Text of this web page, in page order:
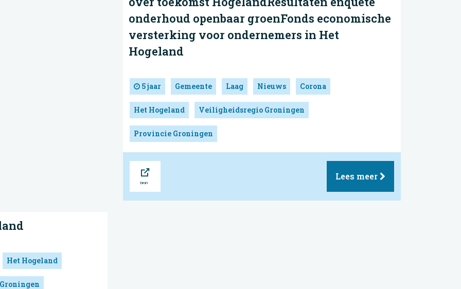
onderhoud openbaar groenFonds economische
versterking voor ondernemers in Het
Hogeland
5 jaar Gemeente Laag Nieuws Corona
Het Hogeland Veiligheidsregio Groningen
Provincie Groningen
Lees meer
Het Hogeland